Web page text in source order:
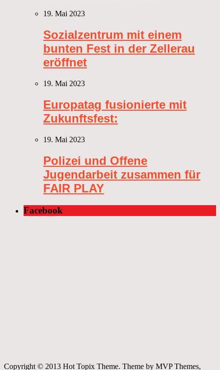
19. Mai 2023
Sozialzentrum mit einem
bunten Fest in der Zellerau
eröffnet
19. Mai 2023
Europatag fusionierte mit
Zukunftsfest:
19. Mai 2023
Polizei und Offene
Jugendarbeit zusammen für
FAIR PLAY
Facebook
Copyright © 2013 Hot Topix Theme. Theme by MVP Themes,